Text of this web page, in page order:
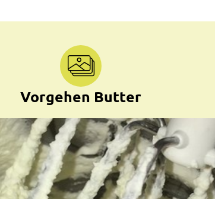
Vorgehen Butter